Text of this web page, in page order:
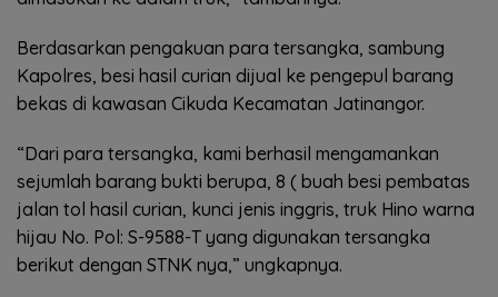
Berdasarkan pengakuan para tersangka, sambung
Kapolres, besi hasil curian dijual ke pengepul barang
bekas di kawasan Cikuda Kecamatan Jatinangor.
“Dari para tersangka, kami berhasil mengamankan
sejumlah barang bukti berupa, 8 ( buah besi pembatas
jalan tol hasil curian, kunci jenis inggris, truk Hino warna
hijau No. Pol: S-9588-T yang digunakan tersangka
berikut dengan STNK nya,” ungkapnya.